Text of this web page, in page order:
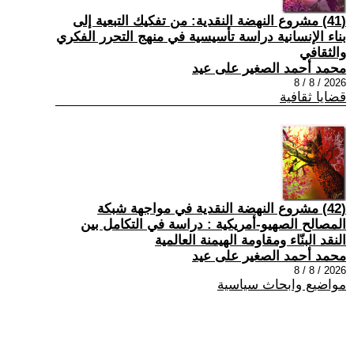
(41) مشروع النهضة النقدية: من تفكيك التبعية إلى
بناء الإنسانية دراسة تأسيسية في منهج التحرر الفكري
والثقافي
محمد أحمد الصغير على عيد
2026 / 8 / 8
قضايا ثقافية
(42) مشروع النهضة النقدية في مواجهة شبكة
المصالح الصهيو-أمريكية : دراسة في التكامل بين
النقد البنّاء ومقاومة الهيمنة العالمية
محمد أحمد الصغير على عيد
2026 / 8 / 8
مواضيع وابحاث سياسية